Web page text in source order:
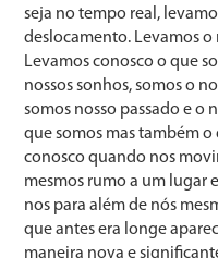
seja no tempo real,
deslocamento. Levamos o
Levamos conosco o que
nossos sonhos, somos o
somos nosso passado e o
que somos mas também o
conosco quando nos
mesmos rumo a um lugar
nos para além de nós
que antes era longe
maneira nova e